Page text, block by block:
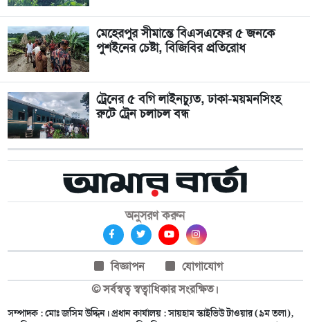
মেহেরপুর সীমান্তে বিএসএফের ৫ জনকে
পুশইনের চেষ্টা, বিজিবির প্রতিরোধ
ট্রেনের ৫ বগি লাইনচ্যুত, ঢাকা-ময়মনসিংহ
রুটে ট্রেন চলাচল বন্ধ
অনুসরণ করুন
বিজ্ঞাপন
যোগাযোগ
© সর্বস্বত্ব স্বত্বাধিকার সংরক্ষিত।
সম্পাদক : মোঃ জসিম উদ্দিন। প্রধান কার্যালয় : সায়হাম স্কাইভিউ টাওয়ার (৯ম তলা),